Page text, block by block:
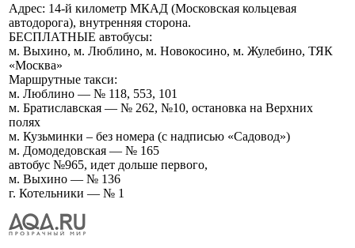
Адрес: 14-й километр МКАД (Московская кольцевая
автодорога), внутренняя сторона.
БЕСПЛАТНЫЕ автобусы:
м. Выхино, м. Люблино, м. Новокосино, м. Жулебино, ТЯК
«Москва»
Маршрутные такси:
м. Люблино — № 118, 553, 101
м. Братиславская — № 262, №10, остановка на Верхних
полях
м. Кузьминки – без номера (с надписью «Садовод»)
м. Домодедовская — № 165
автобус №965, идет дольше первого,
м. Выхино — № 136
г. Котельники — № 1